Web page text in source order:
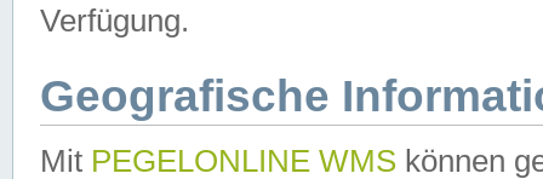
Verfügung.
Geografische
Mit PEGELONLINE WMS können